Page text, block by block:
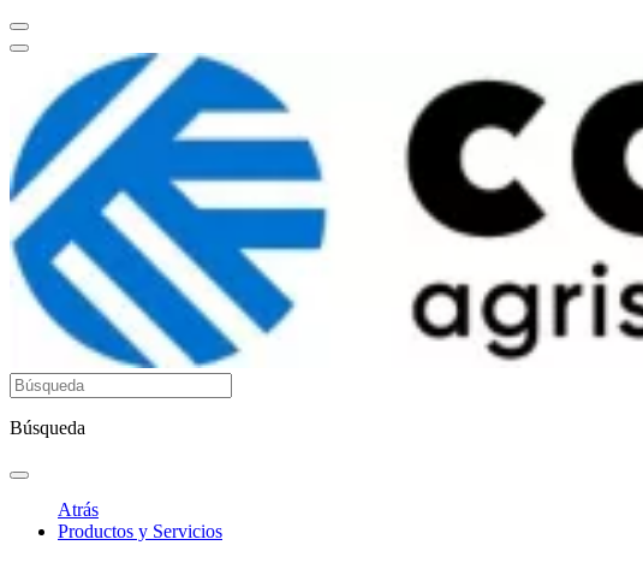
Búsqueda
Atrás
Productos y Servicios